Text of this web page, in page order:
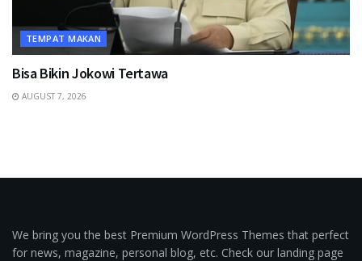
TEMPAT MAKAN
Bisa Bikin Jokowi Tertawa
AUGUST 7, 2026
We bring you the best Premium WordPress Themes that perfect
for news, magazine, personal blog, etc. Check our landing page